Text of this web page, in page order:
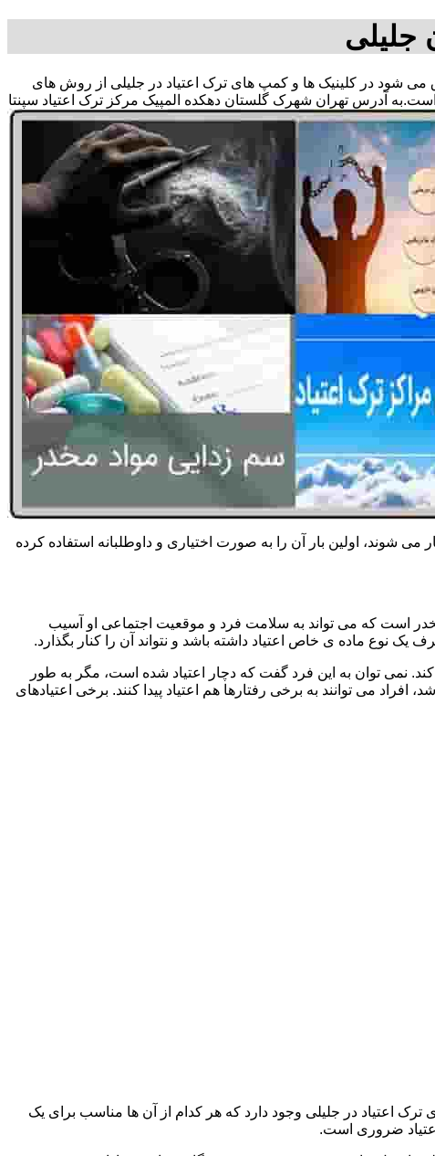
جلیلی
می شود در کلینیک ها و کمپ های ترک اعتیاد در جلیلی از روش های
آدرس تهران شهرک گلستان دهکده المپیک مرکز ترک اعتیاد سپنتا
شوند، اولین بار آن را به صورت اختیاری و داوطلبانه استفاده کرده
است که می تواند به سلامت فرد و موقعیت اجتماعی او آسیب
نوع ماده ی خاص اعتیاد داشته باشد و نتواند آن را کنار بگذارد.
نمی توان به این فرد گفت که دچار اعتیاد شده است، مگر به طور
می توانند به برخی رفتارها هم اعتیاد پیدا کنند. برخی اعتیادهای
اعتیاد در جلیلی وجود دارد که هر کدام از آن ها مناسب برای یک
ضروری است.